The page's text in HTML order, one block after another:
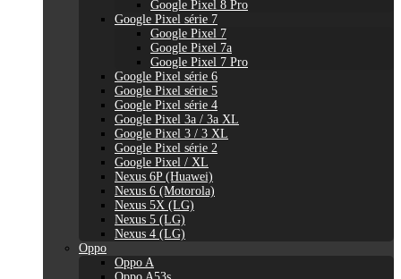
Google Pixel 8 Pro
Google Pixel série 7
Google Pixel 7
Google Pixel 7a
Google Pixel 7 Pro
Google Pixel série 6
Google Pixel série 5
Google Pixel série 4
Google Pixel 3a / 3a XL
Google Pixel 3 / 3 XL
Google Pixel série 2
Google Pixel / XL
Nexus 6P (Huawei)
Nexus 6 (Motorola)
Nexus 5X (LG)
Nexus 5 (LG)
Nexus 4 (LG)
Oppo
Oppo A